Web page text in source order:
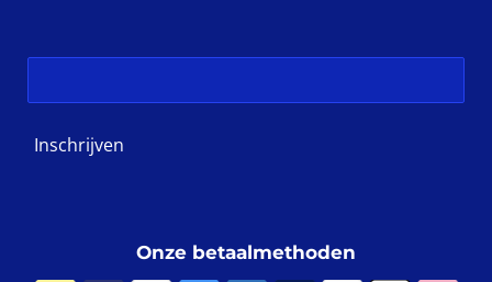
Inschrijven
Onze betaalmethoden